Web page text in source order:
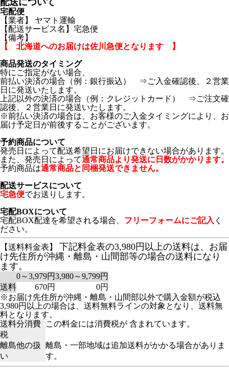
配送について
宅配便
【業者】 ヤマト運輸
【配送サービス名】宅急便
【備考】
【 北海道へのお届けは佐川急便となります 】
商品発送のタイミング
特にご指定がない場合、
前払い決済の場合（例：銀行振込） ⇒ご入金確認後、２営業
日に発送いたします。
上記以外の決済の場合（例：クレジットカード） ⇒ご注文確
認後、２営業日に発送いたします。
※前払い決済の場合は、お客様のご入金タイミングにより、お
届け予定日が前後することがございます。
予約商品について
発売日によって配送希望日にお届けできない場合があります。
また、発売日によって通常商品より発送に日数がかかります。
予約商品は通常商品と同梱発送できません。
配送サービスについて
宅急便でお送りします。
宅配BOXについて
宅配BOX配達を希望される場合、 フリーフォームにご記入 く
ださい。
【送料料金表】
下記料金表の3,980円以上の送料は、お届
け先住所が沖縄・離島・山間部等の場合の送料になり
ます。
0～3,979円3,980～9,799円
送料
670円
0円
※お届け先住所が沖縄・離島・山間部以外で購入金額が税込
3,980円以上の場合は、送料無料ラインの対象となり、送料無
料となります。
送料分消費
税
この料金には消費税が 含まれています。
離島他の扱
い
離島・一部地域は追加送料がかかる場合がありま
す。